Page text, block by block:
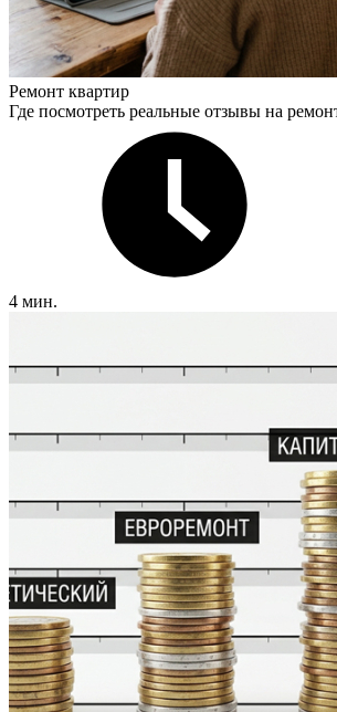
Ремонт квартир
Где посмотреть реальные отзывы на
4 мин.